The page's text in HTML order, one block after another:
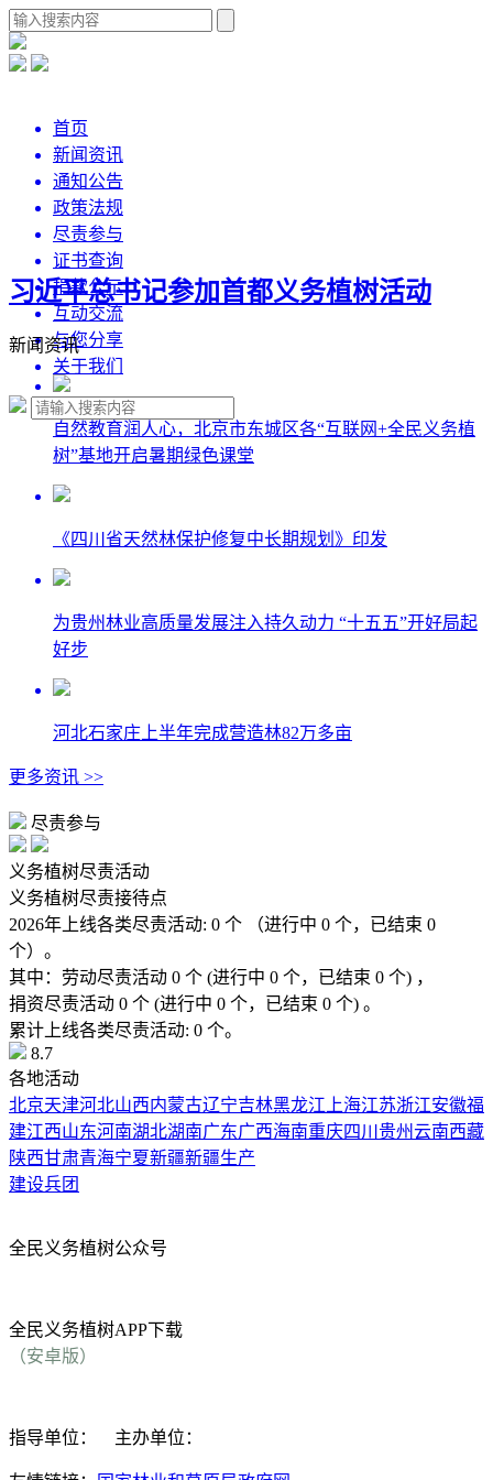
首页
新闻资讯
通知公告
政策法规
尽责参与
证书查询
捐款公示
互动交流
与您分享
关于我们
习近平总书记参加首都义务植树活动
新闻资讯
自然教育润人心，北京市东城区各“互联网+全民义务植
树”基地开启暑期绿色课堂
《四川省天然林保护修复中长期规划》印发
为贵州林业高质量发展注入持久动力 “十五五”开好局起
好步
河北石家庄上半年完成营造林82万多亩
更多资讯 >>
尽责参与
义务植树尽责活动
义务植树尽责接待点
2026年上线各类尽责活动: 0 个 （进行中 0 个，已结束 0
个）。
其中： 劳动尽责活动 0 个 (进行中 0 个，已结束 0 个) ，
捐资尽责活动 0 个 (进行中 0 个，已结束 0 个) 。
累计上线各类尽责活动: 0 个。
8.7
各地活动
北京天津河北山西内蒙古辽宁吉林黑龙江 上海江苏浙江安徽福
建江西山东河南湖北湖南广东广西海南重庆四川 贵州云南西藏
陕西甘肃青海宁夏新疆新疆生产
建设兵团
全民义务植树公众号
全民义务植树APP下载
（安卓版）
指导单位： 主办单位：